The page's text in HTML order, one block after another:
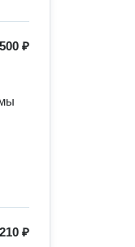
500 ₽
210 ₽